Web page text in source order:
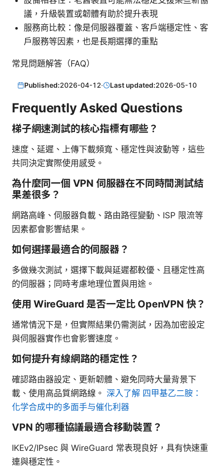
議，升級裝置或韌體有助於提升表現
服務商比較：像是伺服器覆蓋、客戶端穩定性、客
戶服務等因素，也是長期選擇的重點
常見問題解答（FAQ）
Published:2026-04-12· Last updated:2026-05-10
Frequently Asked Questions
梯子網速測試的核心指標有哪些？
速度、延遲、上傳下載頻寬、穩定性與波動等，這些
共同決定實際使用感受。
為什麼同一個 VPN 伺服器在不同時間測試結
果差很多？
網路高峰、伺服器負載、路由路徑變動、ISP 限流等
因素都會影響結果。
如何選擇最適合的伺服器？
多做幾次測試，選擇下載與延遲都較優、且穩定性高
的伺服器；同時考慮地理位置與用途。
使用 WireGuard 是否一定比 OpenVPN 快？
通常情況下是，但實際結果仍需測試，因為加密設定
與伺服器實作也會影響速度。
如何提升有線網路的穩定性？
確認路由器設定、更新韌體、避免同時大量背景下
載、使用高品質網路線。 深入了解 四甲基乙二胺：
化学合成中的多面手与催化利器
VPN 的哪種協議最適合移動裝置？
IKEv2/IPsec 與 WireGuard 常表現良好，具有快速重
連與穩定性。